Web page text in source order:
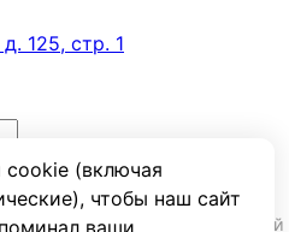
(включая
чтобы наш сайт
ваши
125, стр. 1
данных
ознакомлен(а) с Политикой